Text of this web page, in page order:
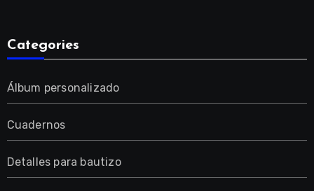
Categories
Álbum personalizado
Cuadernos
Detalles para bautizo